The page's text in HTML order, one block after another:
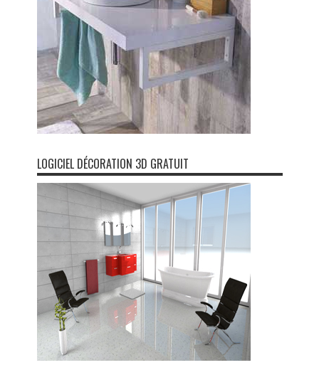
LOGICIEL DÉCORATION 3D GRATUIT